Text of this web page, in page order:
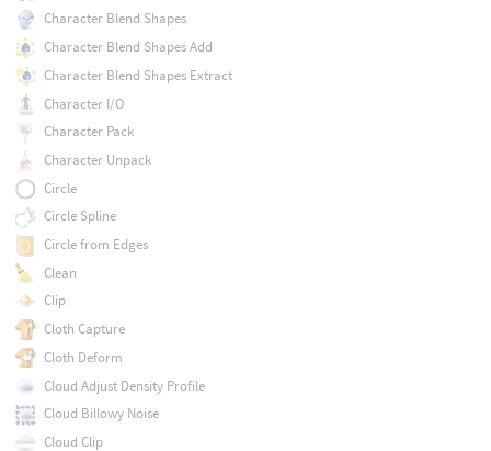
Character Blend Shapes
Character Blend Shapes Add
Character Blend Shapes Extract
Character I/O
Character Pack
Character Unpack
Circle
Circle Spline
Circle from Edges
Clean
Clip
Cloth Capture
Cloth Deform
Cloud Adjust Density Profile
Cloud Billowy Noise
Cloud Clip